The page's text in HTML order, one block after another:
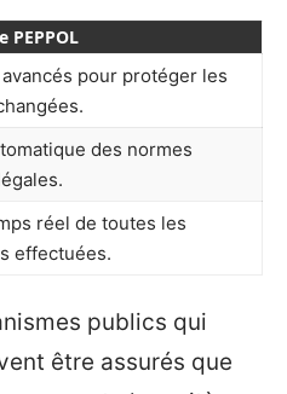
PEPPOL
pour protéger les
des normes
réel de toutes les
effectuées.
publics qui
être assurés que